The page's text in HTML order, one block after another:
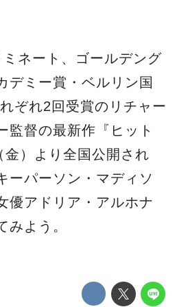
ネート、ゴールデング
デミー賞・ベルリン国
ぞれ2回受賞のリチャー
監督の最新作『ヒット
）より全国公開され
ーパーソン・マディソ
優アドリア・アルホナ
みよう。